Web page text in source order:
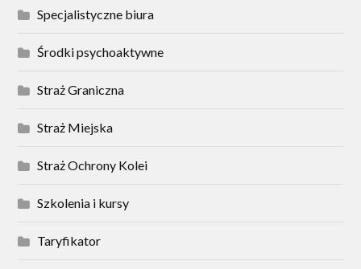
Specjalistyczne biura
Środki psychoaktywne
Straż Graniczna
Straż Miejska
Straż Ochrony Kolei
Szkolenia i kursy
Taryfikator